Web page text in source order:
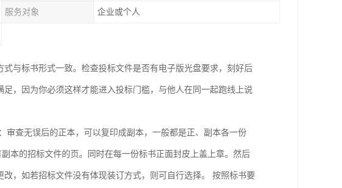
服务对象 企业或个人
与标书形式一致。检查投标文件是否有电子版光盘要求，刻好后
，因为你必须这样才能进入投标门槛，与他人在同一起跑线上说
查无误后的正本，可以复印成副本，一般都是正、副本各一份
本的招标文件的页。同时在每一份标书正面封皮上盖上章。然后
，如若招标文件没有体现装订方式，则可自行选择。 按照标书要